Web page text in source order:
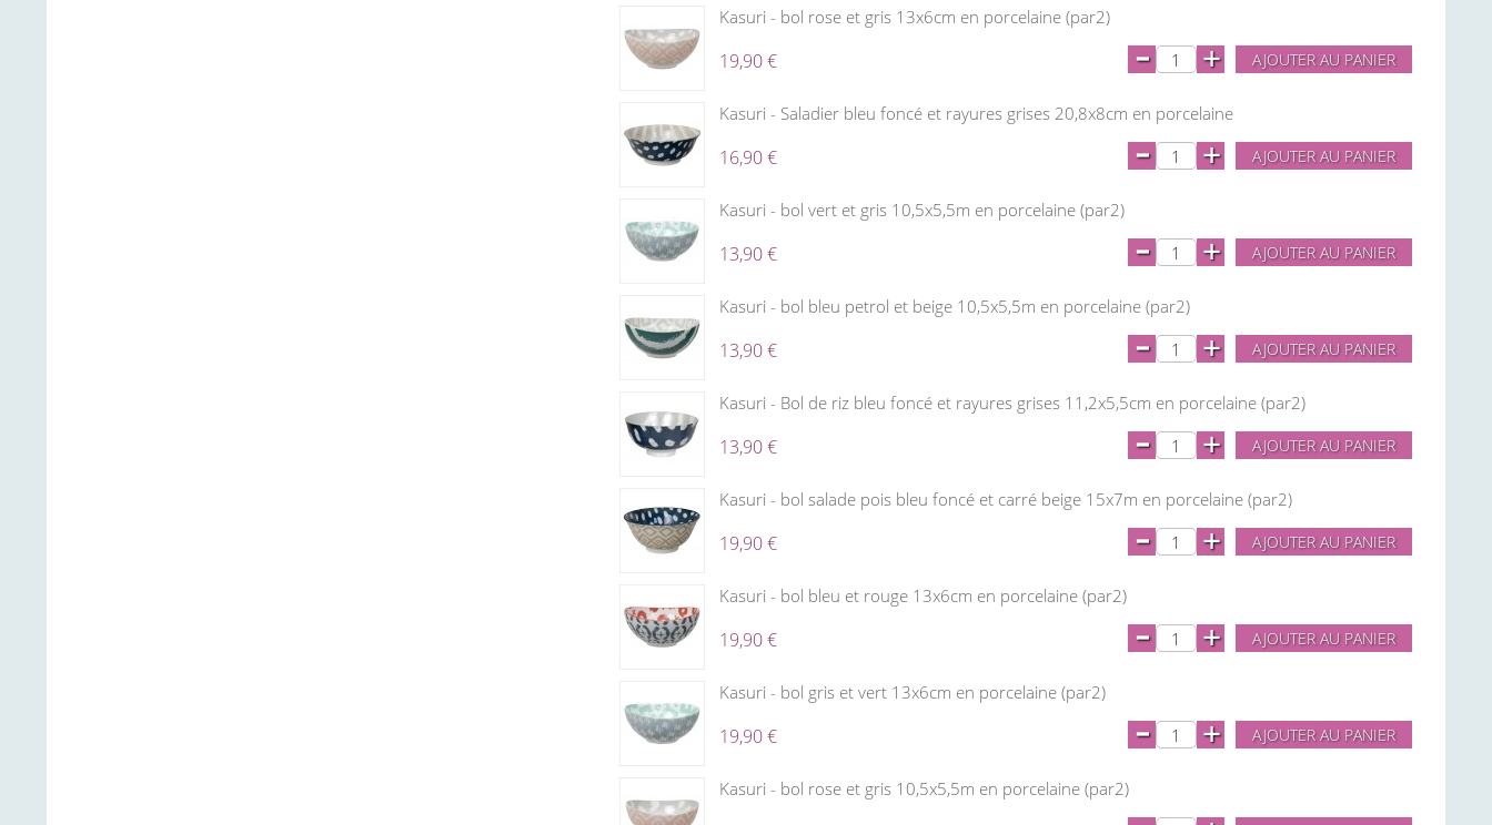
Kasuri - bol rose et gris 13x6cm en porcelaine (par2)
19,90 € AJOUTER AU PANIER
- +
Kasuri - Saladier bleu foncé et rayures grises 20,8x8cm en porcelaine
16,90 € AJOUTER AU PANIER
- +
Kasuri - bol vert et gris 10,5x5,5m en porcelaine (par2)
13,90 € AJOUTER AU PANIER
- +
Kasuri - bol bleu petrol et beige 10,5x5,5m en porcelaine (par2)
13,90 € AJOUTER AU PANIER
- +
Kasuri - Bol de riz bleu foncé et rayures grises 11,2x5,5cm en porcelaine (par2)
13,90 € AJOUTER AU PANIER
- +
Kasuri - bol salade pois bleu foncé et carré beige 15x7m en porcelaine (par2)
19,90 € AJOUTER AU PANIER
- +
Kasuri - bol bleu et rouge 13x6cm en porcelaine (par2)
19,90 € AJOUTER AU PANIER
- +
Kasuri - bol gris et vert 13x6cm en porcelaine (par2)
19,90 € AJOUTER AU PANIER
- +
Kasuri - bol rose et gris 10,5x5,5m en porcelaine (par2)